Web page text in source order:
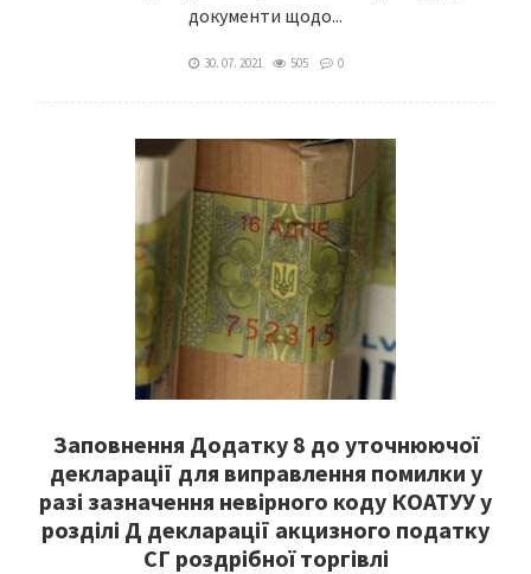
документи щодо...
30. 07. 2021 505 0
Заповнення Додатку 8 до уточнюючої
декларації для виправлення помилки у
разі зазначення невірного коду КОАТУУ у
розділі Д декларації акцизного податку
СГ роздрібної торгівлі